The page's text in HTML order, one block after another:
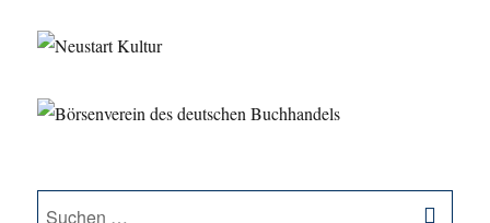
Suche